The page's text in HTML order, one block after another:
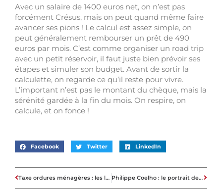
Avec un salaire de 1400 euros net, on n’est pas
forcément Crésus, mais on peut quand même faire
avancer ses pions ! Le calcul est assez simple, on
peut généralement rembourser un prêt de 490
euros par mois. C’est comme organiser un road trip
avec un petit réservoir, il faut juste bien prévoir ses
étapes et simuler son budget. Avant de sortir la
calculette, on regarde ce qu’il reste pour vivre.
L’important n’est pas le montant du chèque, mais la
sérénité gardée à la fin du mois. On respire, on
calcule, et on fonce !
Facebook Twitter LinkedIn
Taxe ordures ménagères : les locataires doivent-ils payer et comment les facturer ? Philippe Coelho : le portrait de l’architecte marié à Anne-Elisabeth Lemoine